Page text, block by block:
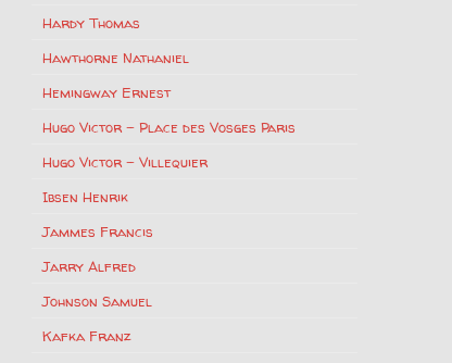
Hardy Thomas
Hawthorne Nathaniel
Hemingway Ernest
Hugo Victor – Place des Vosges Paris
Hugo Victor – Villequier
Ibsen Henrik
Jammes Francis
Jarry Alfred
Johnson Samuel
Kafka Franz